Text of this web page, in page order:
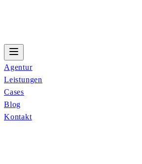
Agentur
Leistungen
Cases
Blog
Kontakt